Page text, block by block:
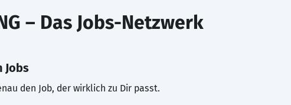
– Das Jobs-Netzwerk
Jobs
den Job, der wirklich zu Dir passt.